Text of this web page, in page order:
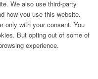
We also use third-party
how you use this website.
only with your consent. You
But opting out of some of
experience.